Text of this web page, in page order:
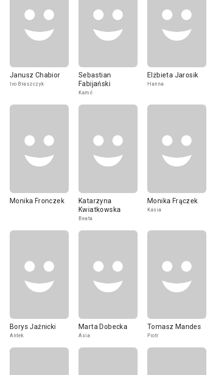
Janusz Chabior
Ivo Błaszczyk
Sebastian
Fabijański
Kamil
Elżbieta Jarosik
Hanna
Monika Fronczek
Katarzyna
Kwiatkowska
Beata
Monika Frączek
Kasia
Borys Jaźnicki
Antek
Marta Dobecka
Asia
Tomasz Mandes
Piotr